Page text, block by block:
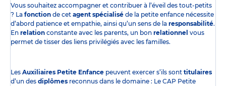
Vous souhaitez accompagner et contribuer à l’éveil des tout-petits
? La fonction de cet agent spécialisé de la petite enfance nécessite
d’abord patience et empathie, ainsi qu’un sens de la responsabilité.
En relation constante avec les parents, un bon relationnel vous
permet de tisser des liens privilégiés avec les familles.
Les Auxiliaires Petite Enfance peuvent exercer s’ils sont titulaires
d’un des diplômes reconnus dans le domaine : Le CAP Petite